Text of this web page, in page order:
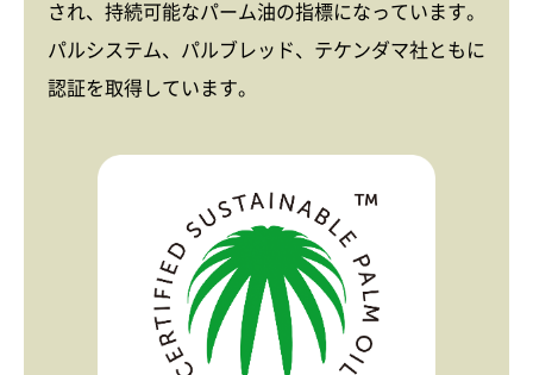
され、持続可能なパーム油の指標になっています。
パルシステム、パルブレッド、テケンダマ社ともに
認証を取得しています。